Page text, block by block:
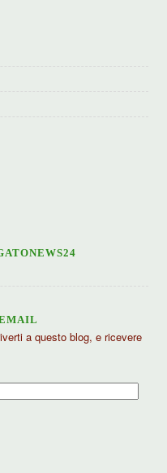
a questo blog, e ricevere